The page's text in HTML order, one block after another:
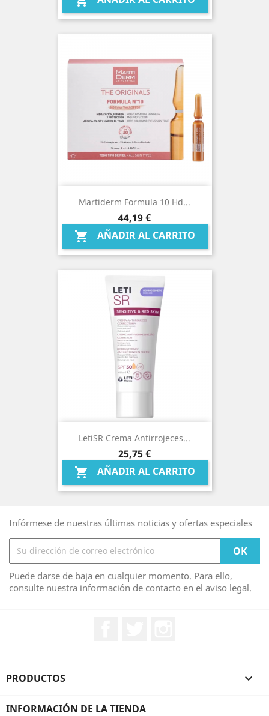
Martiderm Formula 10 Hd...
Precio
44,19 €
 AÑADIR AL CARRITO
LetiSR Crema Antirrojeces...
Precio
25,75 €
 AÑADIR AL CARRITO
Infórmese de nuestras últimas noticias y ofertas especiales
Puede darse de baja en cualquier momento. Para ello,
consulte nuestra información de contacto en el aviso legal.
PRODUCTOS 
INFORMACIÓN DE LA TIENDA